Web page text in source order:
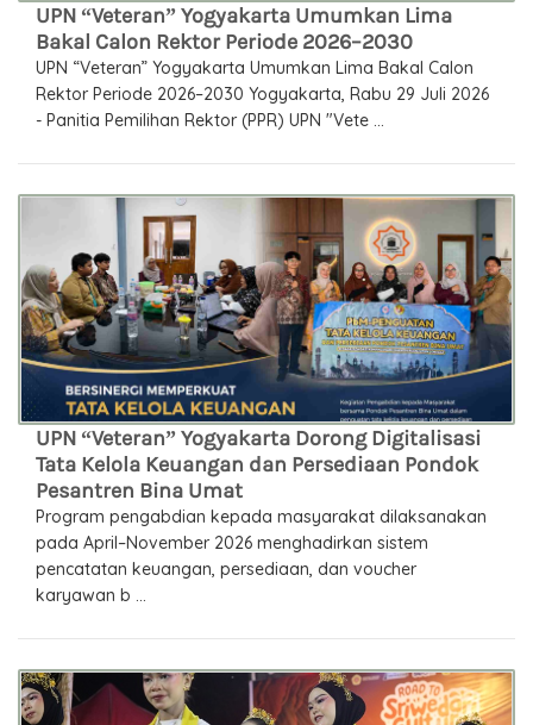
UPN “Veteran” Yogyakarta Umumkan Lima
Bakal Calon Rektor Periode 2026–2030
UPN “Veteran” Yogyakarta Umumkan Lima Bakal Calon
Rektor Periode 2026–2030 Yogyakarta, Rabu 29 Juli 2026
- Panitia Pemilihan Rektor (PPR) UPN "Vete ...
UPN “Veteran” Yogyakarta Dorong Digitalisasi
Tata Kelola Keuangan dan Persediaan Pondok
Pesantren Bina Umat
Program pengabdian kepada masyarakat dilaksanakan
pada April–November 2026 menghadirkan sistem
pencatatan keuangan, persediaan, dan voucher
karyawan b ...